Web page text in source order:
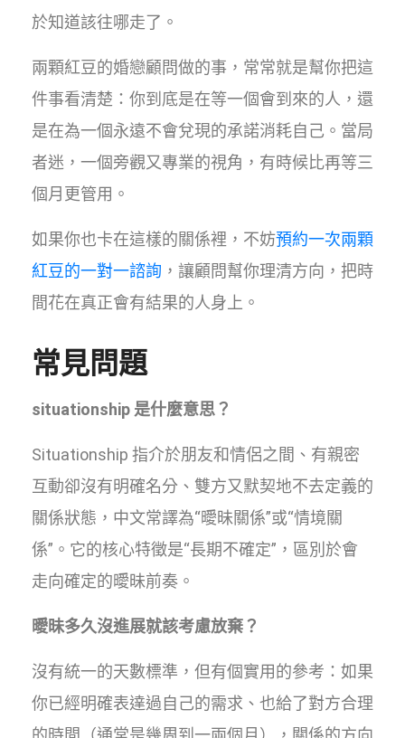
於知道該往哪走了。
兩顆紅豆的婚戀顧問做的事，常常就是幫你把這
件事看清楚：你到底是在等一個會到來的人，還
是在為一個永遠不會兌現的承諾消耗自己。當局
者迷，一個旁觀又專業的視角，有時候比再等三
個月更管用。
如果你也卡在這樣的關係裡，不妨預約一次兩顆
紅豆的一對一諮詢 ，讓顧問幫你理清方向，把時
間花在真正會有結果的人身上。
常見問題
situationship 是什麼意思？
Situationship 指介於朋友和情侶之間、有親密
互動卻沒有明確名分、雙方又默契地不去定義的
關係狀態，中文常譯為“曖昧關係”或“情境關
係”。它的核心特徵是“長期不確定”，區別於會
走向確定的曖昧前奏。
曖昧多久沒進展就該考慮放棄？
沒有統一的天數標準，但有個實用的參考：如果
你已經明確表達過自己的需求、也給了對方合理